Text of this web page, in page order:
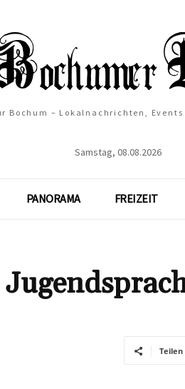
Bochum – Lokalnachrichten,
Samstag, 08.08.2026
PANORAMA FREIZEIT
Teilen